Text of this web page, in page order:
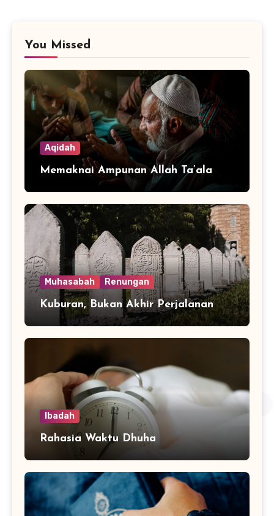
You Missed
Aqidah
Memaknai Ampunan Allah Ta’ala
Muhasabah Renungan
Kuburan, Bukan Akhir Perjalanan
Ibadah
Rahasia Waktu Dhuha